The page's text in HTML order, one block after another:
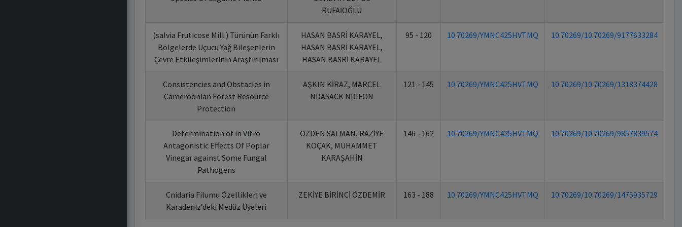
RUFAİOĞLU
(salvia Fruticose Mill.) Türünün Farklı
Bölgelerde Uçucu Yağ Bileşenlerin
Çevre Etkileşimlerinin Araştırılması
HASAN BASRİ KARAYEL,
HASAN BASRİ KARAYEL,
HASAN BASRİ KARAYEL
95 - 120 10.70269/YMNC425HVTMQ 10.70269/10.70269/9177633284
Consistencies and Obstacles in
Cameroonian Forest Resource
Protection
AŞKIN KİRAZ, MARCEL
NDASACK NDIFON
121 - 145 10.70269/YMNC425HVTMQ 10.70269/10.70269/1318374428
Determination of in Vitro
Antagonistic Effects Of Poplar
Vinegar against Some Fungal
Pathogens
ÖZDEN SALMAN, RAZİYE
KOÇAK, MUHAMMET
KARAŞAHİN
146 - 162 10.70269/YMNC425HVTMQ 10.70269/10.70269/9857839574
Cnidaria Filumu Özellikleri ve
Karadeniz’deki Medüz Üyeleri
ZEKİYE BİRİNCİ ÖZDEMİR 163 - 188 10.70269/YMNC425HVTMQ 10.70269/10.70269/1475935729